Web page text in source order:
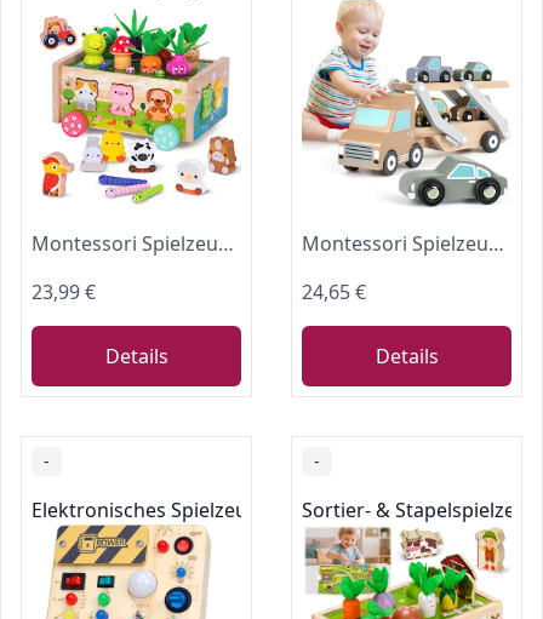
Montessori Spielzeug ab 1 2 3 Jahr | Holz Karotten Steckspiel ab 1 Jahr | Montessori Geschenk 1 2 Jahr Mädchen Jungen | Kinder Holzspielzeug Motorikspielzeug ab 1 Jahr
23,99 €
Details
Montessori Spielzeug ab 1 Jahr Spielzeug Auto Ab 1 Jahr mit 4 Autos Autotransporter Holzspielzeug Geschenk Junge 1 2 3 Jahr
24,65 €
Details
-
Elektronisches Spielzeug für die Frühförderung
-
Sortier- & Stapelspielzeug